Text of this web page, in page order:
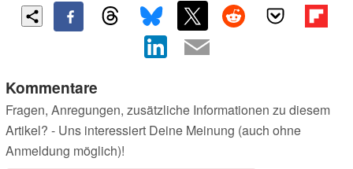
Kommentare
Fragen, Anregungen, zusätzliche Informationen zu diesem
Artikel? - Uns interessiert Deine Meinung (auch ohne
Anmeldung möglich)!